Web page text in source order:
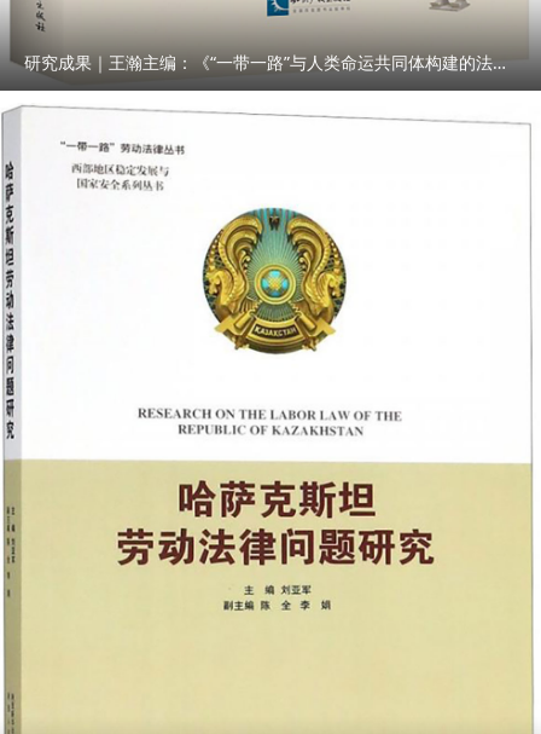
研究成果｜王瀚主编：《“一带一路”与人类命运共同体构建的法律与实践》